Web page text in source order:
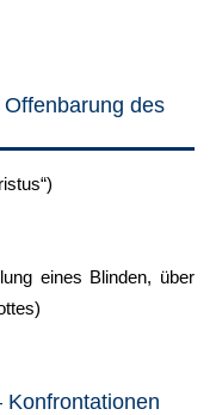
des
eines Blinden, über
Konfrontationen